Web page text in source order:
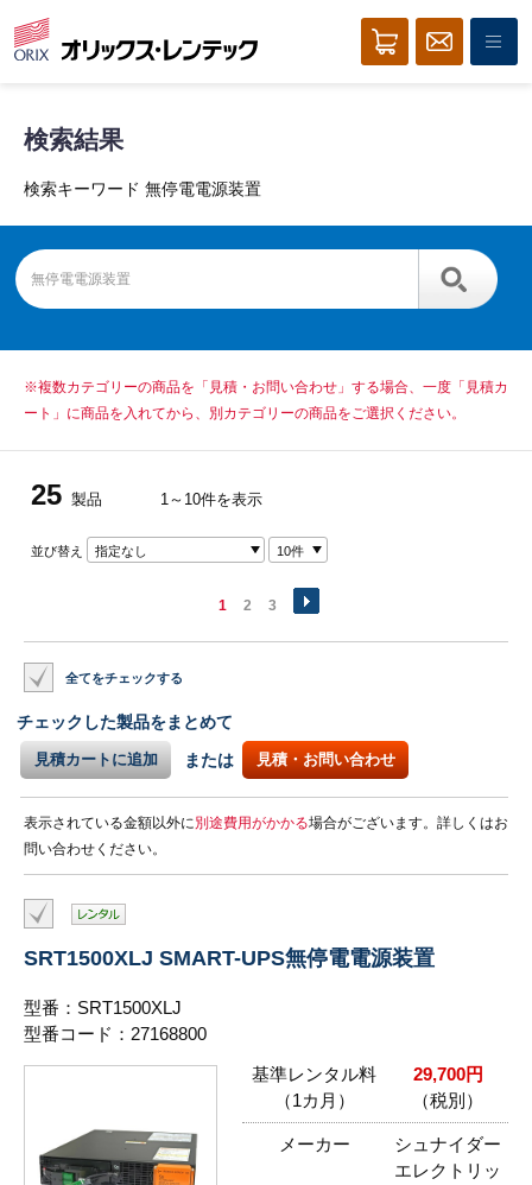
検索結果
検索キーワード 無停電電源装置
※複数カテゴリーの商品を「見積・お問い合わせ」する場合、一度「見積カ
ート」に商品を入れてから、別カテゴリーの商品をご選択ください。
25 製品 1～10件を表示
並び替え 指定なし 10件
1 2 3
全てをチェックする
チェックした製品をまとめて
見積カートに追加 または 見積・お問い合わせ
表示されている金額以外に別途費用がかかる場合がございます。詳しくはお
問い合わせください。
SRT1500XLJ SMART-UPS無停電電源装置
型番：SRT1500XLJ
型番コード：27168800
基準レンタル料
（1カ月）
29,700円
（税別）
メーカー
シュナイダー
エレクトリッ